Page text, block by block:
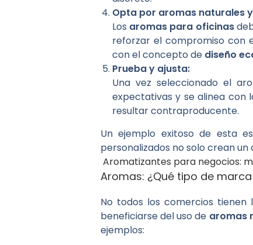
Opta por aromas naturales
Los aromas para oficinas
reforzar el compromiso con
con el concepto de diseño
Prueba y ajusta:
Una vez seleccionado el
expectativas y se alinea con
resultar contraproducente.
Un ejemplo exitoso de esta
personalizados no solo crean
Aromatizantes para negocios:
Aromas: ¿Qué tipo de
No todos los comercios tienen
beneficiarse del uso de aromas
ejemplos: